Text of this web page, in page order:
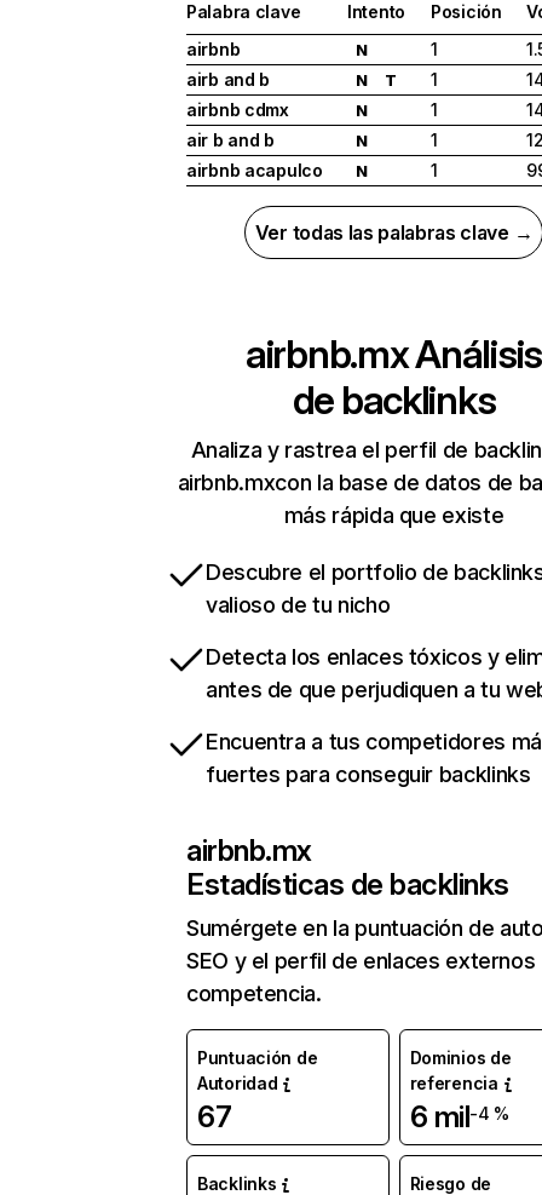
Palabra clave Intento Posición
airbnb
N 1
airb and b
N T 1
airbnb cdmx
N 1
air b and b
N 1
airbnb acapulco
N 1
Ver todas las palabras clave →
airbnb.mxAnálisis
de backlinks
Analiza y rastrea el perfil de
airbnb.mxcon la base de datos de
más rápida que existe
Descubre el portfolio de
valioso de tu nicho
Detecta los enlaces tóxicos y
antes de que perjudiquen a tu
Encuentra a tus competidores
fuertes para conseguir backlinks
airbnb.mx
Estadísticas de backlinks
Sumérgete en la puntuación de
SEO y el perfil de enlaces externos
competencia.
Puntuación de
Autoridad
67
Dominios de
referencia
6 mil-4 %
Backlinks Riesgo de